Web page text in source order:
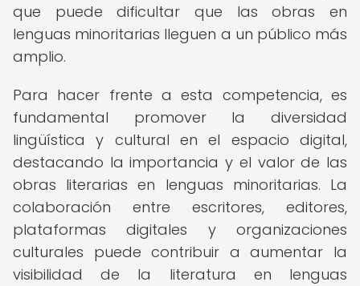
que puede dificultar que las obras en
lenguas minoritarias lleguen a un público más
amplio.
Para hacer frente a esta competencia, es
fundamental promover la diversidad
lingüística y cultural en el espacio digital,
destacando la importancia y el valor de las
obras literarias en lenguas minoritarias. La
colaboración entre escritores, editores,
plataformas digitales y organizaciones
culturales puede contribuir a aumentar la
visibilidad de la literatura en lenguas